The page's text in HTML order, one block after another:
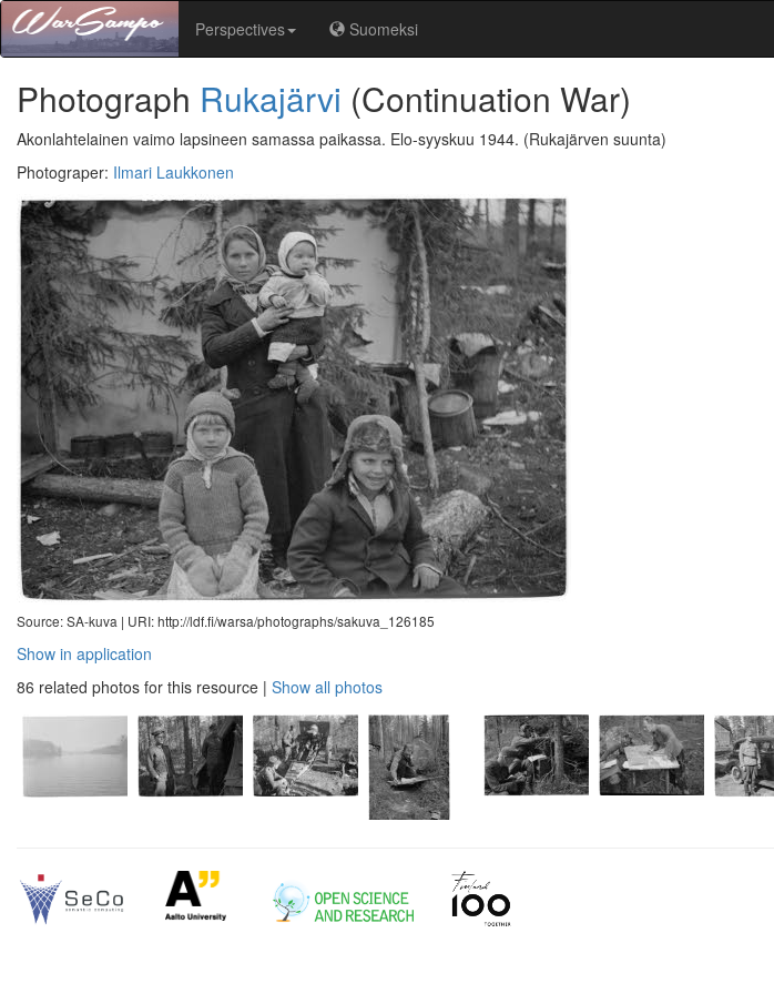
Perspectives Suomeksi
Photograph Rukajärvi (Continuation War)
Akonlahtelainen vaimo lapsineen samassa paikassa. Elo-syyskuu 1944. (Rukajärven suunta)
Photograper: Ilmari Laukkonen
Source: SA-kuva | URI: http://ldf.fi/warsa/photographs/sakuva_126185
Show in application
86 related photos for this resource | Show all photos